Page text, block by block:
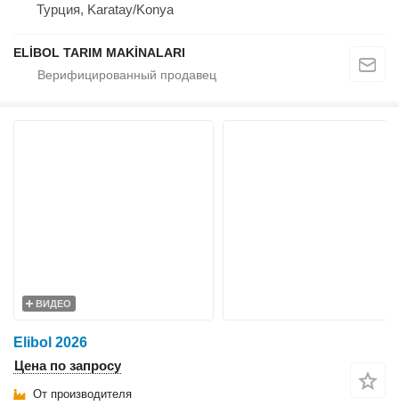
Турция, Karatay/Konya
ELİBOL TARIM MAKİNALARI
ВИДЕО
Elibol 2026
Цена по запросу
От производителя